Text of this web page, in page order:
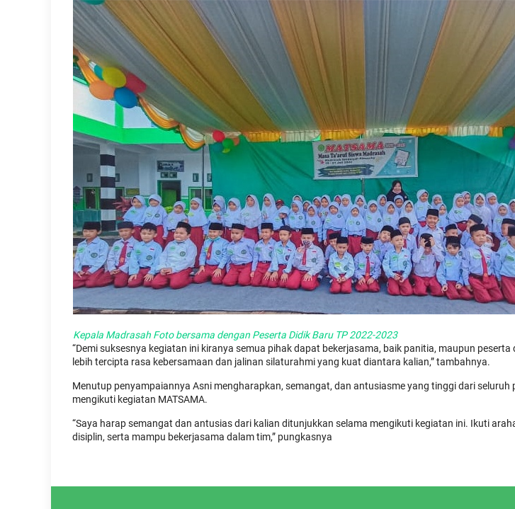
Kepala Madrasah Foto bersama dengan Peserta Didik Baru TP 2022-2023
“Demi suksesnya kegiatan ini kiranya semua pihak dapat bekerjasama, baik panitia, maupun peserta
lebih tercipta rasa kebersamaan dan jalinan silaturahmi yang kuat diantara kalian,” tambahnya.
Menutup penyampaiannya Asni mengharapkan, semangat, dan antusiasme yang tinggi dari seluruh
mengikuti kegiatan MATSAMA.
“Saya harap semangat dan antusias dari kalian ditunjukkan selama mengikuti kegiatan ini. Ikuti
disiplin, serta mampu bekerjasama dalam tim,” pungkasnya